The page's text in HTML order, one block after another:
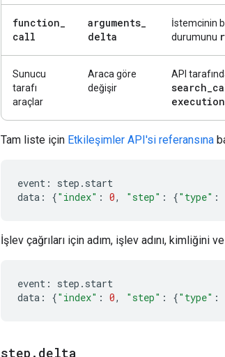
function_
call
arguments_
delta
İstemcinin
durumunu
Sunucu
tarafı
araçlar
Araca göre
değişir
API
search_
execution
Tam liste için Etkileşimler API'si referansına
event : step . start
data : {"index" : 0, "step" : {"type" :
İşlev çağrıları için adım, işlev adını, kimliğini
event : step . start
data : {"index" : 0, "step" : {"type" :
step . delta